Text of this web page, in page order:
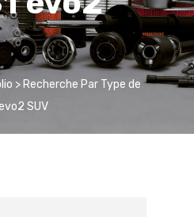
> Recherche Par Type de
SUV